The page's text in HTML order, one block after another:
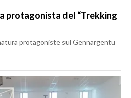
protagonista del “Trekking
protagoniste sul Gennargentu